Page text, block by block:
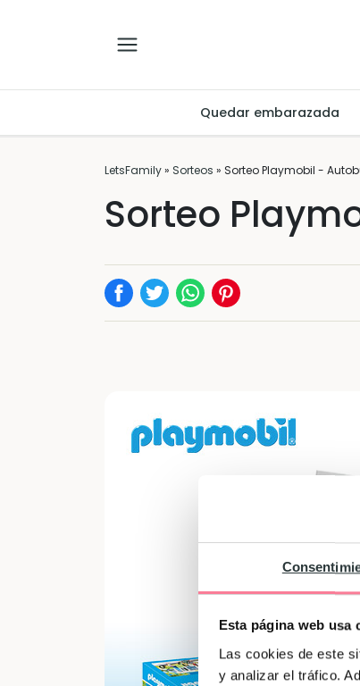
Esta página web usa
Las cookies de este
y analizar el tráfico.
Quedar embarazada
LetsFamily» Sorteos » Sorteo Playmobil -
Sorteo